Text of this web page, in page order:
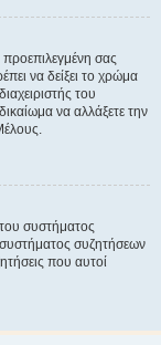
σας
να δείξει το χρώμα
του
να αλλάξετε την
συστήματος
συζητήσεων
που αυτοί